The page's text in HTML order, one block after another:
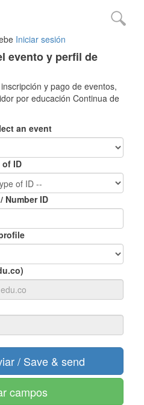
Iniciar sesión
evento y perfil de
y pago de eventos,
por educación Continua de
an event
ID
Number ID
campos